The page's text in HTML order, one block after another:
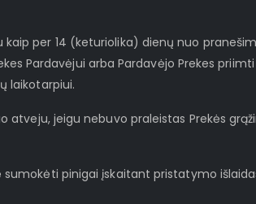
per 14 (keturiolika) dienų nuo
Pardavėjui arba Pardavėjo Prekes
laikotarpiui.
atveju, jeigu nebuvo praleistas Prekės
sumokėti pinigai įskaitant pristatymo